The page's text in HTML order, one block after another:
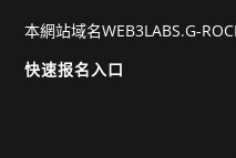
本網站域名WEB3LABS.G-
快速报名入口